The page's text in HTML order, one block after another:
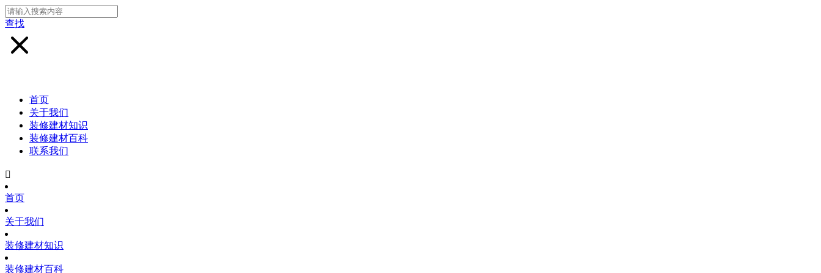
查找
首页
关于我们
装修建材知识
装修建材百科
联系我们

首页
关于我们
装修建材知识
装修建材百科